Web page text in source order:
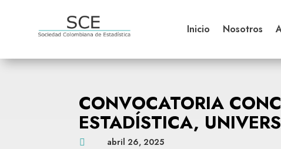
Inicio Nosotros
CONVOCATORIA
ESTADÍSTICA,
 abril 26, 2025